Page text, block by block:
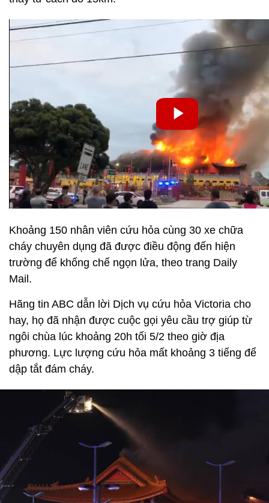
Khoảng 150 nhân viên cứu hỏa cùng 30 xe chữa
cháy chuyên dụng đã được điều động đến hiện
trường để khống chế ngọn lửa, theo trang Daily
Mail.
Hãng tin ABC dẫn lời Dịch vụ cứu hỏa Victoria cho
hay, họ đã nhận được cuộc gọi yêu cầu trợ giúp từ
ngôi chùa lúc khoảng 20h tối 5/2 theo giờ địa
phương. Lực lượng cứu hỏa mất khoảng 3 tiếng để
dập tắt đám cháy.